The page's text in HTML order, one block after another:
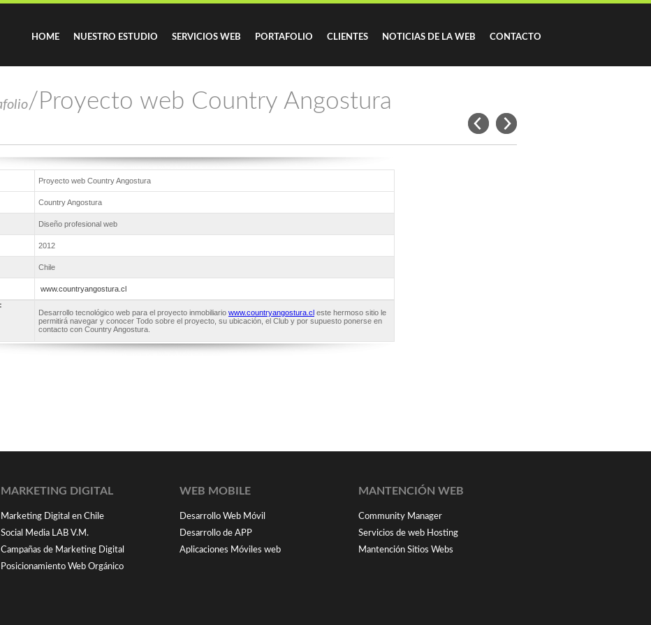
HOME NUESTRO ESTUDIO SERVICIOS WEB PORTAFOLIO CLIENTES NOTICIAS DE LA WEB CONTACTO
/Proyecto web Country Angostura
Proyecto web Country Angostura
Country Angostura
Diseño profesional web
2012
Chile
www.countryangostura.cl
Desarrollo tecnológico web para el proyecto inmobiliario www.countryangostura.cl este hermoso sitio le
permitirá navegar y conocer Todo sobre el proyecto, su ubicación, el Club y por supuesto ponerse en
contacto con Country Angostura.
MARKETING DIGITAL
Marketing Digital en Chile
Social Media LAB V.M.
Campañas de Marketing Digital
Posicionamiento Web Orgánico
WEB MOBILE
Desarrollo Web Móvil
Desarrollo de APP
Aplicaciones Móviles web
MANTENCIÓN WEB
Community Manager
Servicios de web Hosting
Mantención Sitios Webs